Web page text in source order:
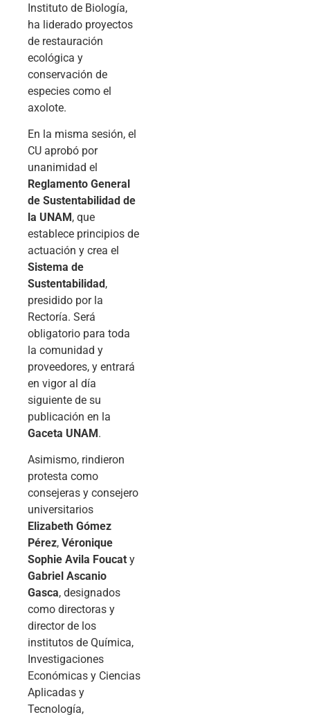
Instituto de Biología,
ha liderado proyectos
de restauración
ecológica y
conservación de
especies como el
axolote.
En la misma sesión, el
CU aprobó por
unanimidad el
Reglamento General
de Sustentabilidad de
la UNAM, que
establece principios de
actuación y crea el
Sistema de
Sustentabilidad,
presidido por la
Rectoría. Será
obligatorio para toda
la comunidad y
proveedores, y entrará
en vigor al día
siguiente de su
publicación en la
Gaceta UNAM.
Asimismo, rindieron
protesta como
consejeras y consejero
universitarios
Elizabeth Gómez
Pérez, Véronique
Sophie Avila Foucat y
Gabriel Ascanio
Gasca, designados
como directoras y
director de los
institutos de Química,
Investigaciones
Económicas y Ciencias
Aplicadas y
Tecnología,